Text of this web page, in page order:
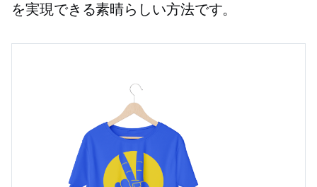
を実現できる素晴らしい方法です。